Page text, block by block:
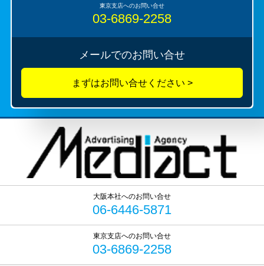
03-6869-2258
メールでのお問い合せ
06-6446-5871
03-6869-2258